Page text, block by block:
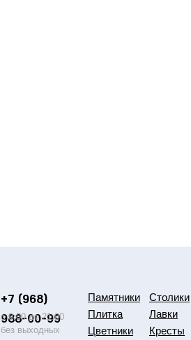
+7 (968)
988-00-99
с 9:00 до 21:00
без выходных
Памятники
Плитка
Цветники
Столики
Лавки
Кресты